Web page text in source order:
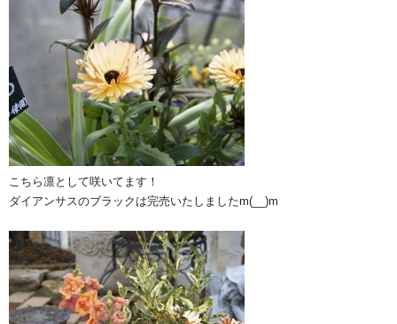
こちら凛として咲いてます！
ダイアンサスのブラックは完売いたしましたm(__)m